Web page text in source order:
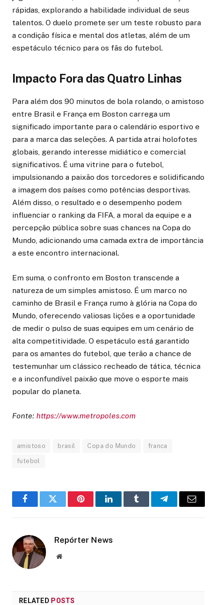
rápidas, explorando a habilidade individual de seus
talentos. O duelo promete ser um teste robusto para
a condição física e mental dos atletas, além de um
espetáculo técnico para os fãs do futebol.
Impacto Fora das Quatro Linhas
Para além dos 90 minutos de bola rolando, o amistoso
entre Brasil e França em Boston carrega um
significado importante para o calendário esportivo e
para a marca das seleções. A partida atrai holofotes
globais, gerando interesse midiático e comercial
significativos. É uma vitrine para o futebol,
impulsionando a paixão dos torcedores e solidificando
a imagem dos países como potências desportivas.
Além disso, o resultado e o desempenho podem
influenciar o ranking da FIFA, a moral da equipe e a
percepção pública sobre suas chances na Copa do
Mundo, adicionando uma camada extra de importância
a este encontro internacional.
Em suma, o confronto em Boston transcende a
natureza de um simples amistoso. É um marco no
caminho de Brasil e França rumo à glória na Copa do
Mundo, oferecendo valiosas lições e a oportunidade
de medir o pulso de suas equipes em um cenário de
alta competitividade. O espetáculo está garantido
para os amantes do futebol, que terão a chance de
testemunhar um clássico recheado de tática, técnica
e a inconfundível paixão que move o esporte mais
popular do planeta.
Fonte: https://www.metropoles.com
amistoso brasil Copa do Mundo franca
futebol
FacebookTwitter PinterestLinkedInTumblr TelegramEmail
Repórter News
Website
RELATED POSTS